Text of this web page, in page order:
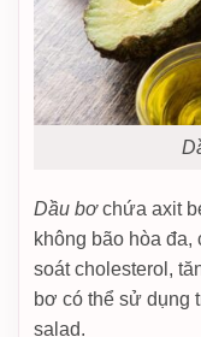
Dầu bơchứa axit
không bão hòa
soát cholesterol,
bơ có thể sử dụng
salad.